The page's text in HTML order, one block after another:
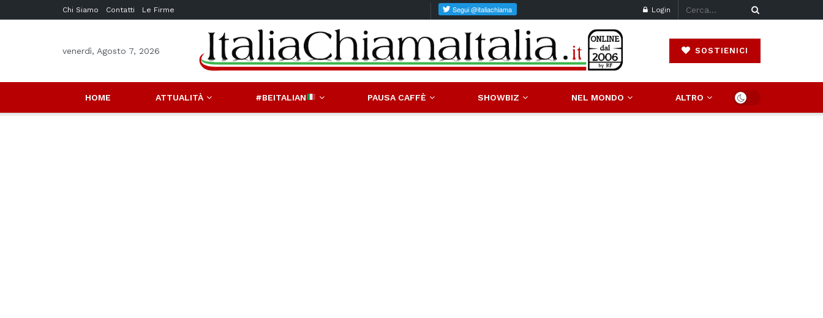
Chi Siamo Contatti Le Firme Login
venerdì, Agosto 7, 2026 SOSTIENICI
HOME ATTUALITÀ #BEITALIAN PAUSA CAFFÈ SHOWBIZ NEL MONDO ALTRO